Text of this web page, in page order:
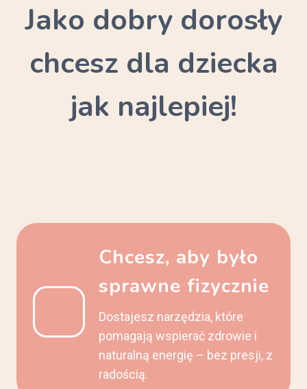
Jako dobry dorosły
chcesz dla dziecka
jak najlepiej!
Chcesz, aby było
sprawne fizycznie
Dostajesz narzędzia, które
pomagają wspierać zdrowie i
naturalną energię – bez presji, z
radością.